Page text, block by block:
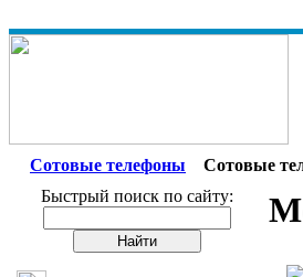
Сотовые телефоны
Сотовые
Быстрый поиск по сайту: